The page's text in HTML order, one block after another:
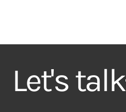
Let's talk